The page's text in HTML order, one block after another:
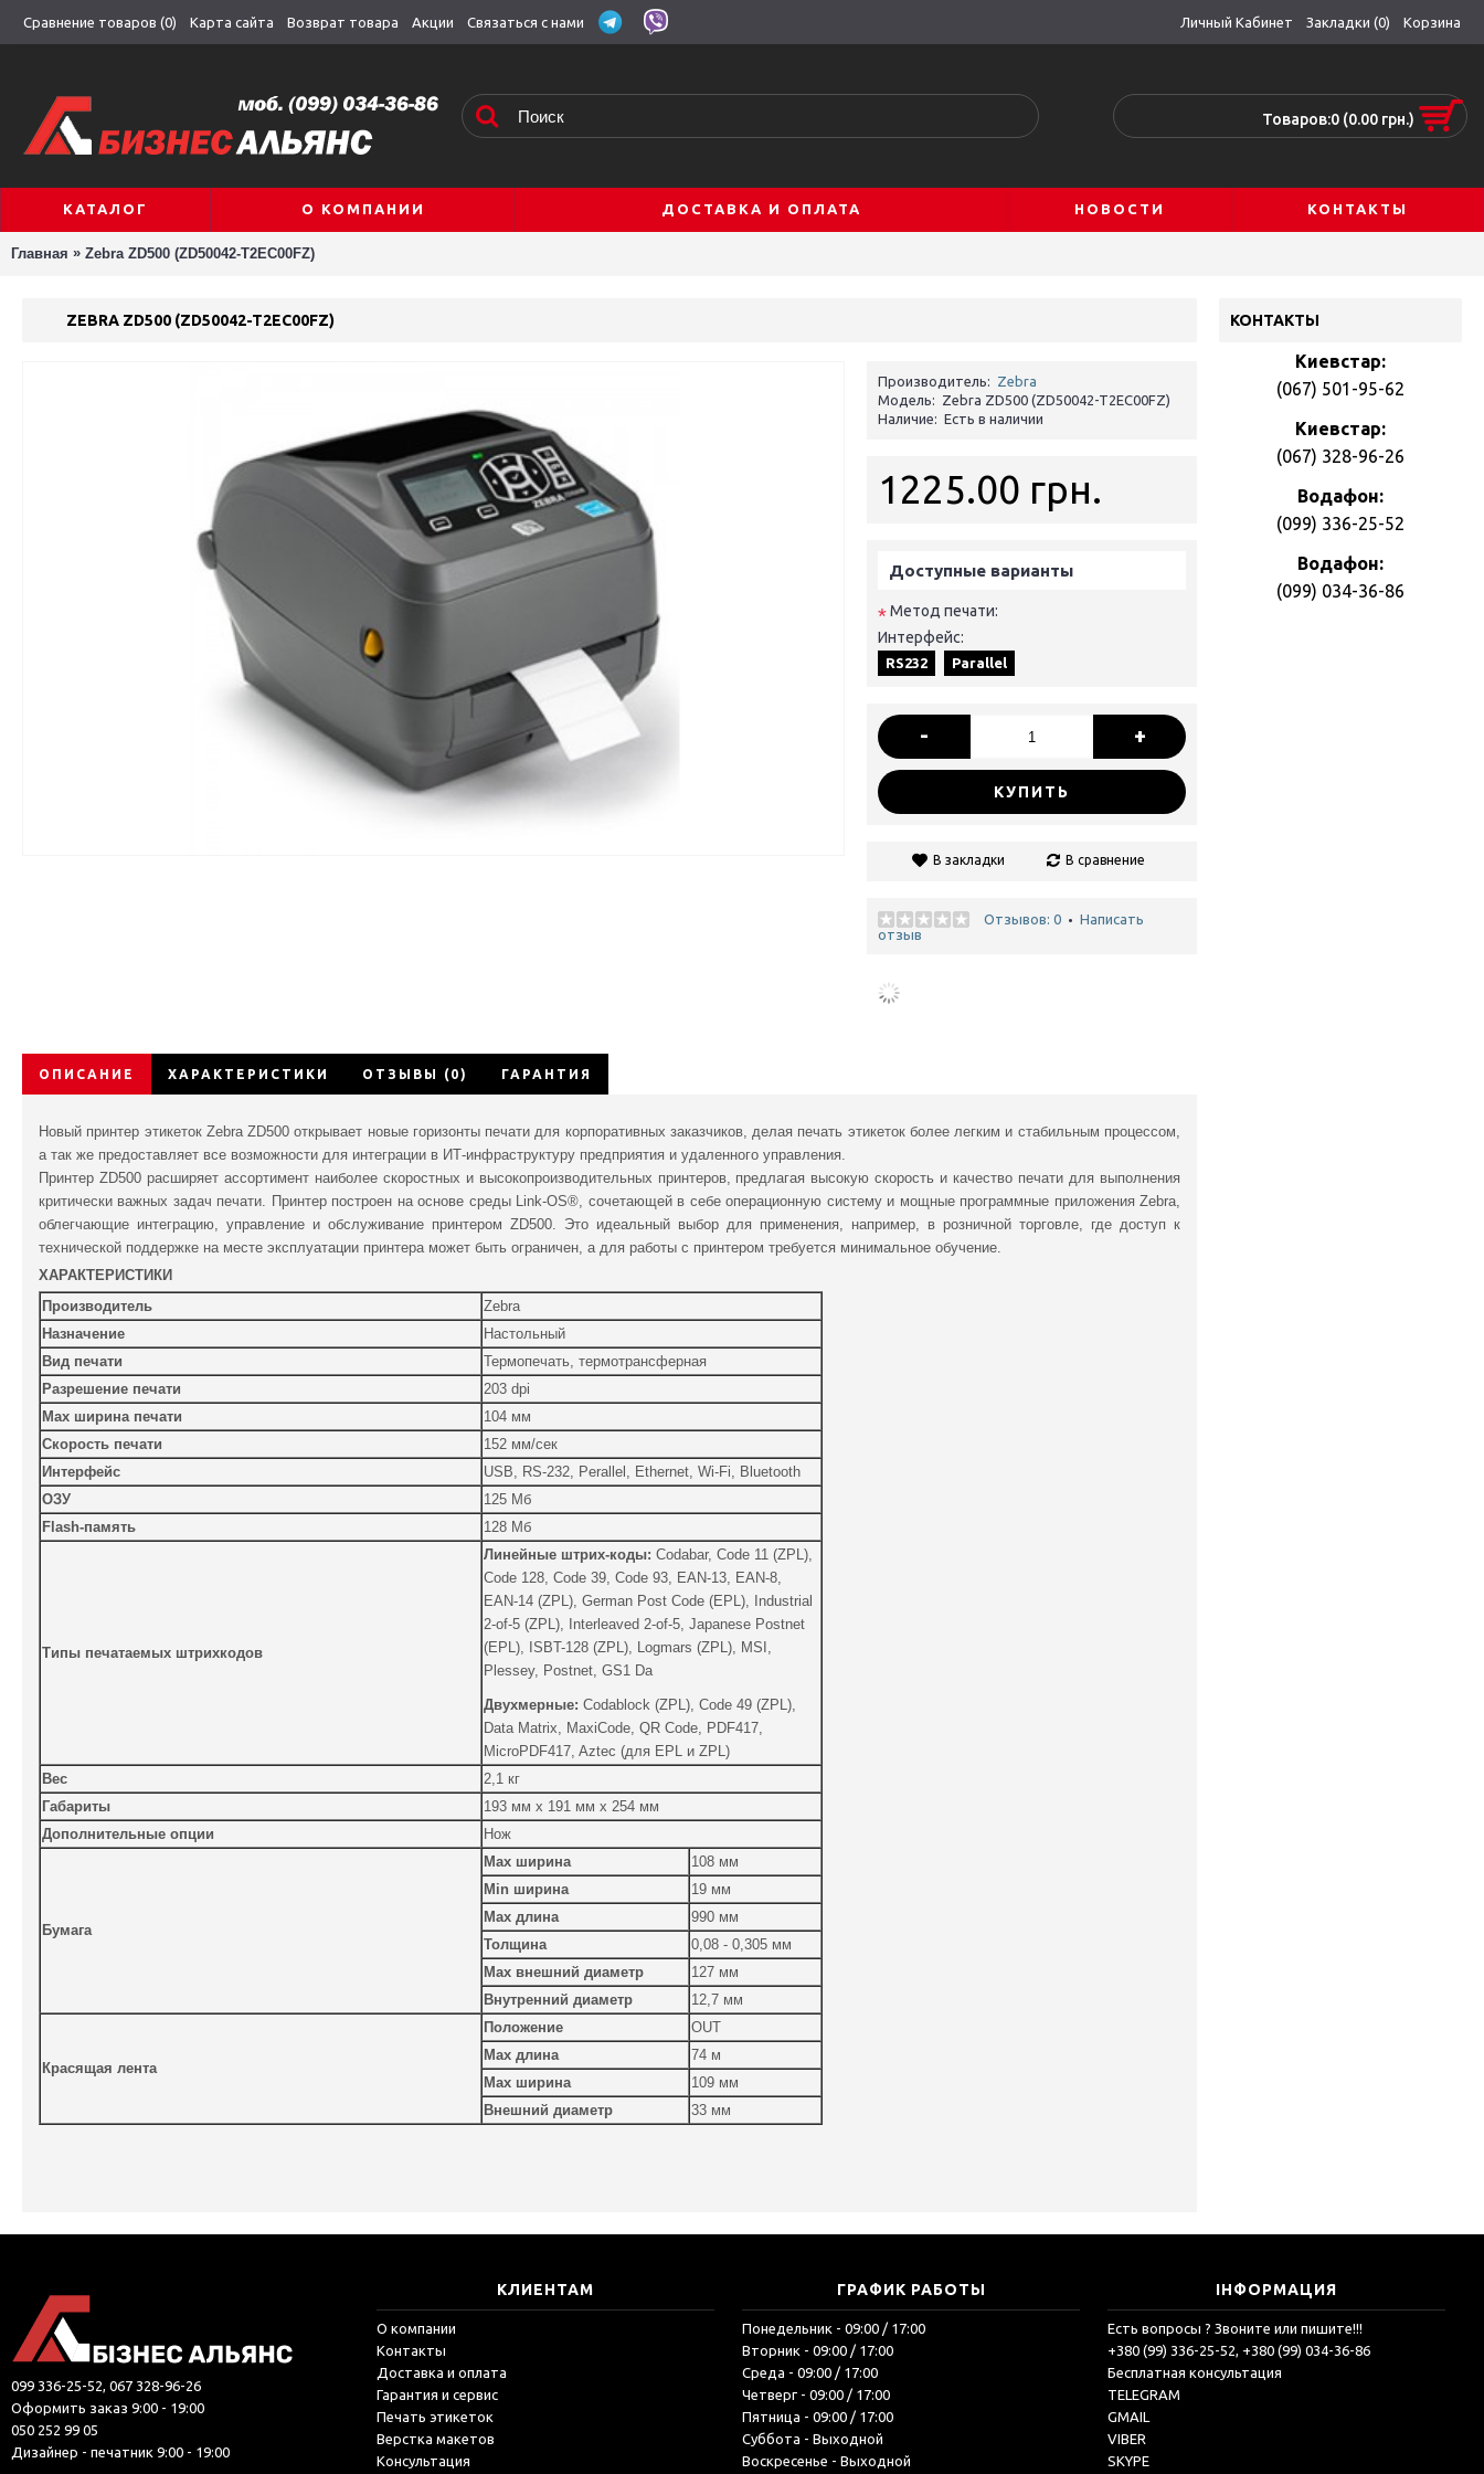
Сравнение товаров (0) Карта сайта Возврат товара Акции Связаться с нами Личный Кабинет Закладки (0) Корзина
Товаров:0 (0.00 грн.)
КАТАЛОГ О КОМПАНИИ ДОСТАВКА И ОПЛАТА НОВОСТИ КОНТАКТЫ
Главная » Zebra ZD500 (ZD50042-T2EC00FZ)
КОНТАКТЫ
Киевстар:
(067) 501-95-62
Киевстар:
(067) 328-96-26
Водафон:
(099) 336-25-52
Водафон:
(099) 034-36-86
ZEBRA ZD500 (ZD50042-T2EC00FZ)
Производитель: Zebra
Модель: Zebra ZD500 (ZD50042-T2EC00FZ)
Наличие: Есть в наличии
1225.00 грн.
Доступные варианты
* Метод печати:
Интерфейс:
RS232 Parallel
- +
КУПИТЬ
В закладки В сравнение
Отзывов: 0• Написать
отзыв
ОПИСАНИЕ ХАРАКТЕРИСТИКИ ОТЗЫВЫ (0) ГАРАНТИЯ
Новый принтер этикеток Zebra ZD500 открывает новые горизонты печати для корпоративных заказчиков, делая печать этикеток более легким и стабильным процессом,
а так же предоставляет все возможности для интеграции в ИТ-инфраструктуру предприятия и удаленного управления.
Принтер ZD500 расширяет ассортимент наиболее скоростных и высокопроизводительных принтеров, предлагая высокую скорость и качество печати для выполнения
критически важных задач печати. Принтер построен на основе среды Link-OS®, сочетающей в себе операционную систему и мощные программные приложения Zebra,
облегчающие интеграцию, управление и обслуживание принтером ZD500. Это идеальный выбор для применения, например, в розничной торговле, где доступ к
технической поддержке на месте эксплуатации принтера может быть ограничен, а для работы с принтером требуется минимальное обучение.
ХАРАКТЕРИСТИКИ
Производитель
Zebra
Назначение
Настольный
Вид печати
Термопечать, термотрансферная
Разрешение печати
203 dpi
Мах ширина печати
104 мм
Скорость печати
152 мм/сек
Интерфейс
USB, RS-232, Perallel, Ethernet, Wi-Fi, Bluetooth
ОЗУ
125 Мб
Flash-память
128 Мб
Типы печатаемых штрихкодов
Линейные штрих-коды: Codabar, Code 11 (ZPL),
Code 128, Code 39, Code 93, EAN-13, EAN-8,
EAN-14 (ZPL), German Post Code (EPL), Industrial
2-of-5 (ZPL), Interleaved 2-of-5, Japanese Postnet
(EPL), ISBT-128 (ZPL), Logmars (ZPL), MSI,
Plessey, Postnet, GS1 Da
Двухмерные: Codablock (ZPL), Code 49 (ZPL),
Data Matrix, MaxiCode, QR Code, PDF417,
MicroPDF417, Aztec (для EPL и ZPL)
Вес
2,1 кг
Габариты
193 мм х 191 мм х 254 мм
Дополнительные опции
Нож
Бумага
Мах ширина
108 мм
Min ширина
19 мм
Мах длина
990 мм
Толщина
0,08 - 0,305 мм
Мах внешний диаметр
127 мм
Внутренний диаметр
12,7 мм
Красящая лента
Положение
OUT
Мах длина
74 м
Мах ширина
109 мм
Внешний диаметр
33 мм
099 336-25-52, 067 328-96-26
Оформить заказ 9:00 - 19:00
050 252 99 05
Дизайнер - печатник 9:00 - 19:00
КЛИЕНТАМ
О компании
Контакты
Доставка и оплата
Гарантия и сервис
Печать этикеток
Верстка макетов
Консультация
ГРАФИК РАБОТЫ
Понедельник - 09:00 / 17:00
Вторник - 09:00 / 17:00
Среда - 09:00 / 17:00
Четверг - 09:00 / 17:00
Пятница - 09:00 / 17:00
Суббота - Выходной
Воскресенье - Выходной
ІНФОРМАЦИЯ
Есть вопросы ? Звоните или пишите!!!
+380 (99) 336-25-52, +380 (99) 034-36-86
Бесплатная консультация
TELEGRAM
GMAIL
VIBER
SKYPE